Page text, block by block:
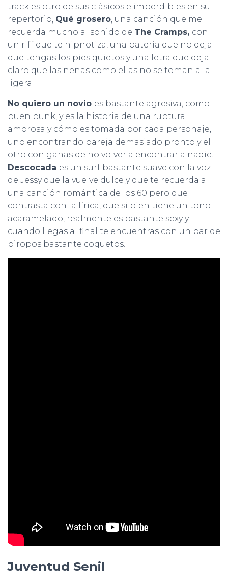
track es otro de sus clásicos e imperdibles en su
repertorio, Qué grosero, una canción que me
recuerda mucho al sonido de The Cramps, con
un riff que te hipnotiza, una batería que no deja
que tengas los pies quietos y una letra que deja
claro que las nenas como ellas no se toman a la
ligera.
No quiero un novio es bastante agresiva, como
buen punk, y es la historia de una ruptura
amorosa y cómo es tomada por cada personaje,
uno encontrando pareja demasiado pronto y el
otro con ganas de no volver a encontrar a nadie.
Descocada es un surf bastante suave con la voz
de Jessy que la vuelve dulce y que te recuerda a
una canción romántica de los 60 pero que
contrasta con la lírica, que si bien tiene un tono
acaramelado, realmente es bastante sexy y
cuando llegas al final te encuentras con un par de
piropos bastante coquetos.
Juventud Senil